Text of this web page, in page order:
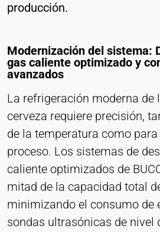
producción.
Modernización del sistema:
gas caliente optimizado y
avanzados
La refrigeración moderna de
cerveza requiere precisión,
de la temperatura como
proceso. Los sistemas de
caliente optimizados de
mitad de la capacidad total
minimizando el consumo de
sondas ultrasónicas de nivel